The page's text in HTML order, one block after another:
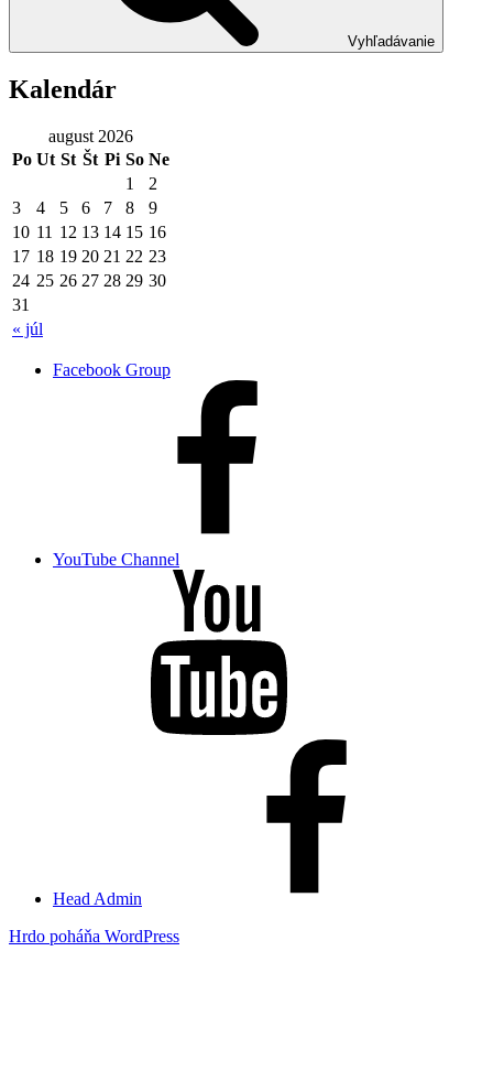
Vyhľadávanie
Kalendár
august 2026
Po Ut St Št Pi So Ne
« júl
1
2
3
4 5 6 7 8
9
10 11 12 13 14 15 16
17 18 19 20 21 22 23
24 25 26 27 28 29 30
31
Facebook Group
YouTube Channel
Head Admin
Hrdo poháňa WordPress